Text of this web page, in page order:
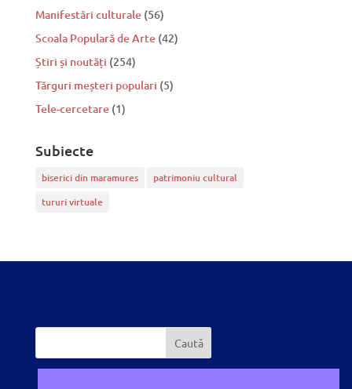
Manifestări culturale(56)
Scoala Populară de Arte(42)
Știri și noutăți (254)
Tărguri meșteri populari (5)
Tele-cercetare(1)
Subiecte
biserici din maramures
patrimoniu cultural
tururi virtuale